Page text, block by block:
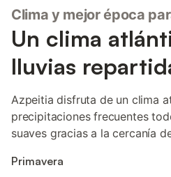
Clima y mejor época
Un clima
lluvias
Azpeitia disfruta de un clima
precipitaciones frecuentes
suaves gracias a la cercanía
Primavera